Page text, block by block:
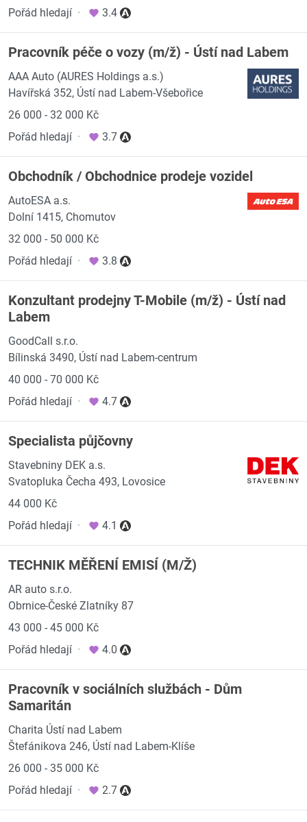
Pořád hledají · 3.4
Pracovník péče o vozy (m/ž) - Ústí nad Labem
AAA Auto (AURES Holdings a.s.)
Havířská 352, Ústí nad Labem-Všebořice
26 000 - 32 000 Kč
Pořád hledají · 3.7
Obchodník / Obchodnice prodeje vozidel
AutoESA a.s.
Dolní 1415, Chomutov
32 000 - 50 000 Kč
Pořád hledají · 3.8
Konzultant prodejny T-Mobile (m/ž) - Ústí nad
Labem
GoodCall s.r.o.
Bílinská 3490, Ústí nad Labem-centrum
40 000 - 70 000 Kč
Pořád hledají · 4.7
Specialista půjčovny
Stavebniny DEK a.s.
Svatopluka Čecha 493, Lovosice
44 000 Kč
Pořád hledají · 4.1
TECHNIK MĚŘENÍ EMISÍ (M/Ž)
AR auto s.r.o.
Obrnice-České Zlatníky 87
43 000 - 45 000 Kč
Pořád hledají · 4.0
Pracovník v sociálních službách - Dům
Samaritán
Charita Ústí nad Labem
Štefánikova 246, Ústí nad Labem-Klíše
26 000 - 35 000 Kč
Pořád hledají · 2.7